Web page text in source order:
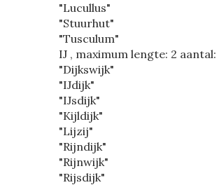
"Lucullus"
"Stuurhut"
"Tusculum"
IJ , maximum lengte: 2 aantal:
"Dijkswijk"
"IJdijk"
"IJsdijk"
"Kijldijk"
"Lijzij"
"Rijndijk"
"Rijnwijk"
"Rijsdijk"